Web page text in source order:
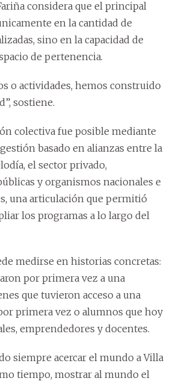
considera que el principal
en la cantidad de
sino en la capacidad de
de pertenencia.
o actividades, hemos construido
sostiene.
colectiva fue posible mediante
basado en alianzas entre la
el sector privado,
y organismos nacionales e
una articulación que permitió
los programas a lo largo del
medirse en historias concretas:
por primera vez a una
que tuvieron acceso a una
primera vez o alumnos que hoy
emprendedores y docentes.
siempre acercar el mundo a Villa
tiempo, mostrar al mundo el